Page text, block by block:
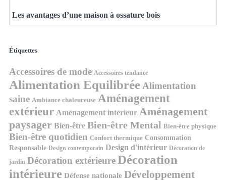
Les avantages d’une maison à ossature bois
Étiquettes
Accessoires de mode Accessoires tendance
Alimentation Equilibrée Alimentation
saine Ambiance chaleureuse Aménagement
extérieur Aménagement intérieur Aménagement
paysager Bien-être Bien-être Mental Bien-être physique
Bien-être quotidien Confort thermique Consommation
Responsable Design contemporain Design d'intérieur Décoration de
jardin Décoration extérieureDécoration
intérieure Défense nationale Développement